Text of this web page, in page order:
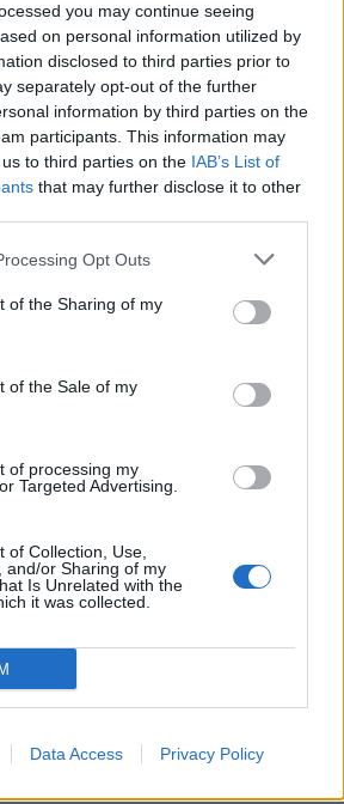
you may continue seeing
on personal information utilized by
disclosed to third parties prior to
separately opt-out of the further
information by third parties on the
participants. This information may
to third parties on the IAB’s List of
that may further disclose it to other
Opt Outs
of the Sharing of my
of the Sale of my
of processing my
Targeted Advertising.
of Collection, Use,
and/or Sharing of my
Is Unrelated with the
it was collected.
Data Access Privacy Policy
sur une île pour un voyage
watch?